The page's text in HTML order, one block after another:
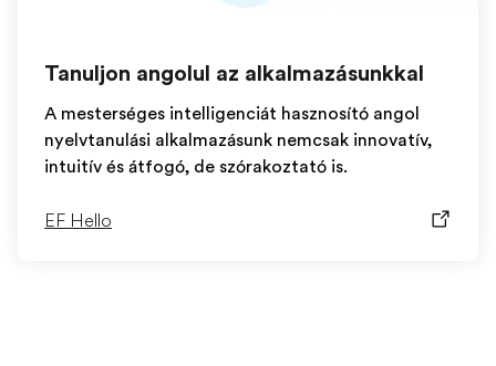
Tanuljon angolul az alkalmazásunkkal
A mesterséges intelligenciát hasznosító angol
nyelvtanulási alkalmazásunk nemcsak innovatív,
intuitív és átfogó, de szórakoztató is.
EF Hello